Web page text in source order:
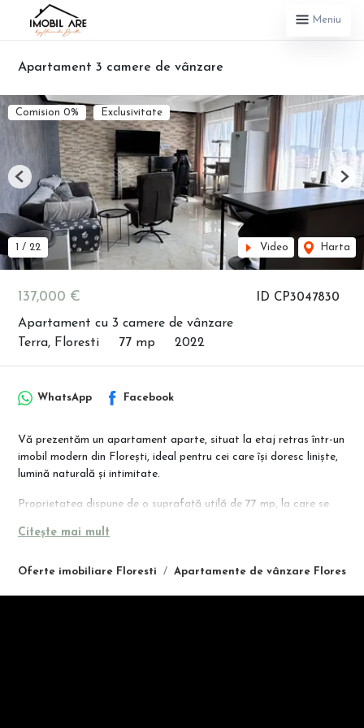
Meniu
Apartament 3 camere de vânzare
ID CP3047830
137,000 €
Apartament cu 3 camere de vânzare
Terra, Floresti
77 mp 2022
Comision 0% Exclusivitate
1 / 22 Video Harta
Previous
Oferte imobiliare Floresti Apartamente de vânzare Floresti
WhatsApp Facebook
Vă prezentăm un apartament aparte, situat la etaj retras într-un
imobil modern din Florești, ideal pentru cei care își doresc liniște,
lumină naturală și intimitate.
Proprietatea dispune de o suprafață utilă de 77 mp, la care se
orientate pentru a beneficia de soare pe tot parcursul zilei și de o
Citește mai mult